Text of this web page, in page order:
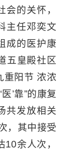
的关怀，
主任邓奕文
成的医护康
五皇殿社区
重阳节 浓浓
’靠”的康复
共发放相关
，其中接受
余人次，